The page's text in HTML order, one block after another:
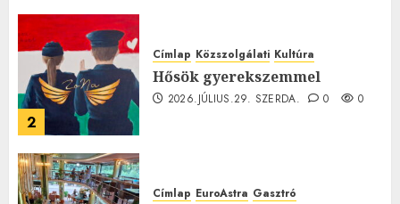
2
Címlap Közszolgálati Kultúra
Hősök gyerekszemmel
2026.JÚLIUS.29. SZERDA. 0 0
Címlap EuroAstra Gasztró